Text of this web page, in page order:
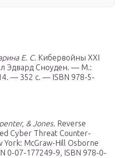
Е. С. Кибервойны XXI
Эдвард Сноуден. — М.:
— 352 с. — ISBN 978-5-
& Jones. Reverse
Cyber Threat Counter-
McGraw-Hill Osborne
0-07-177249-9, ISBN 978-0-